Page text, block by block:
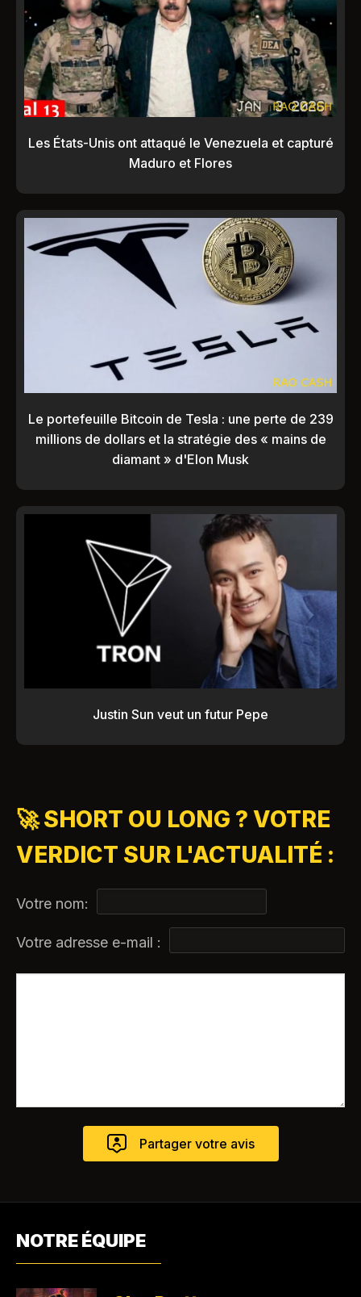
Les États-Unis ont attaqué le Venezuela et capturé
Maduro et Flores
Le portefeuille Bitcoin de Tesla : une perte de 239
millions de dollars et la stratégie des « mains de
diamant » d'Elon Musk
Justin Sun veut un futur Pepe
🚀 SHORT OU LONG ? VOTRE
VERDICT SUR L'ACTUALITÉ :
Votre nom:
Votre adresse e-mail :
NOTRE ÉQUIPE